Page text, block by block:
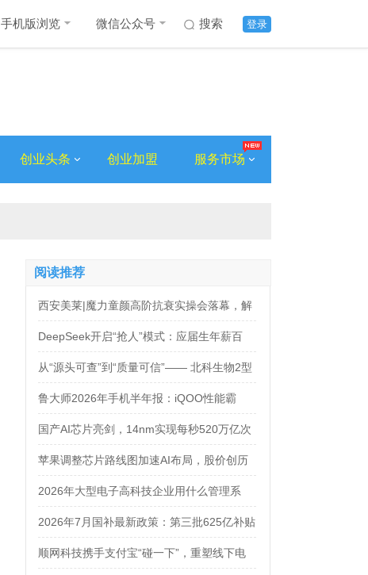
登录
搜索
手机版浏览 微信公众号
创业头条 创业加盟 服务市场
阅读推荐
西安美莱|魔力童颜高阶抗衰实操会落幕，解
锁自然年轻新姿态
DeepSeek开启“抢人”模式：应届生年薪百
万，法务岗高达160万！
从“源头可查”到“质量可信”—— 北科生物2型
糖尿病项目如何实现“药品级质控”
鲁大师2026年手机半年报：iQOO性能霸
榜，天玑9500统治延续，OPPO蝉联流畅双
榜冠军
国产AI芯片亮剑，14nm实现每秒520万亿次
运算
苹果调整芯片路线图加速AI布局，股价创历
史新高
2026年大型电子高科技企业用什么管理系
统？四大服务商对比推荐
2026年7月国补最新政策：第三批625亿补贴
正式落地！京东手机家电空调电脑各品类国
顺网科技携手支付宝“碰一下”，重塑线下电